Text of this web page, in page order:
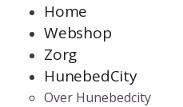
Home
Webshop
Zorg
HunebedCity
Over Hunebedcity